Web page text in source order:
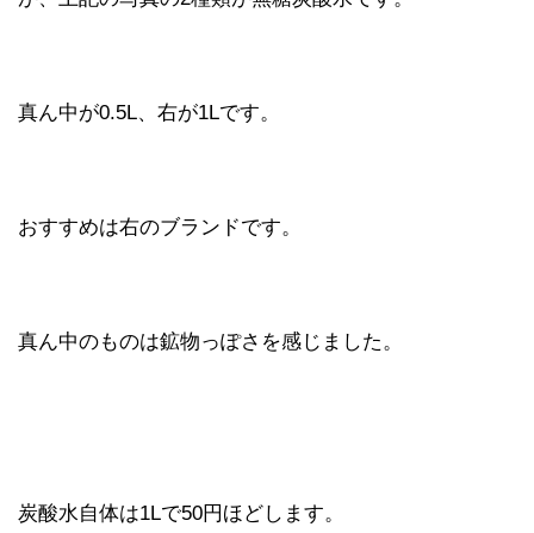
真ん中が0.5L、右が1Lです。
おすすめは右のブランドです。
真ん中のものは鉱物っぽさを感じました。
炭酸水自体は1Lで50円ほどします。